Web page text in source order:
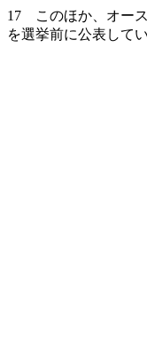
17 このほか、オース
を選挙前に公表してい